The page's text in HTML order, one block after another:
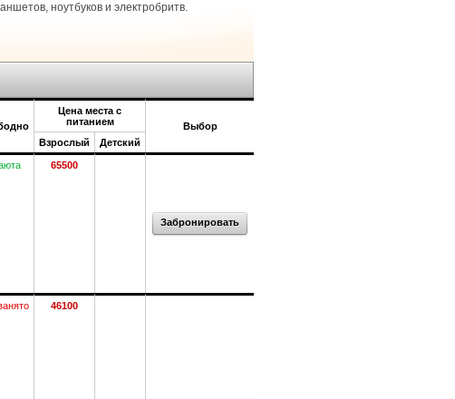
ноутбуков и электробритв.
Цена места с
питанием
Выбор
Взрослый
Детский
65500
Забронировать
46100